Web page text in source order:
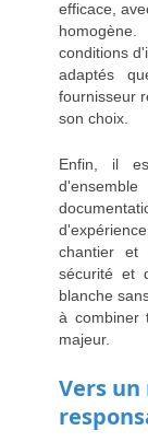
efficace,
conditions
adaptés
fournisseur
son choix.
Enfin, il
chantier et
sécurité et
blanche
à combiner
majeur.
Vers